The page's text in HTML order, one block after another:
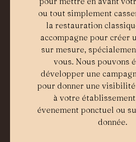
ou tout simplement
la restauration
accompagne pour créer
sur mesure,
vous. Nous pouvons
développer une
pour donner une
à votre
évenement ponctuel ou
donnée.